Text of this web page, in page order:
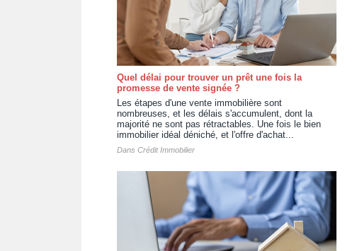
Quel délai pour trouver un prêt une fois la
promesse de vente signée ?
Les étapes d'une vente immobilière sont
nombreuses, et les délais s'accumulent, dont la
majorité ne sont pas rétractables. Une fois le bien
immobilier idéal déniché, et l'offre d'achat...
Dans Crédit Immobilier